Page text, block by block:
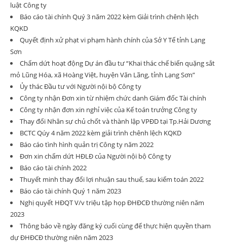
luật Công ty
Báo cáo tài chính Quý 3 năm 2022 kèm Giải trình chênh lệch
KQKD
Quyết định xử phạt vi phạm hành chính của Sở Y Tế tỉnh Lạng
Sơn
Chấm dứt hoạt động Dự án đầu tư “Khai thác chế biến quặng sắt
mỏ Lũng Hóa, xã Hoàng Việt, huyện Văn Lãng, tỉnh Lạng Sơn”
Ủy thác Đầu tư với Người nội bộ Công ty
Công ty nhận Đơn xin từ nhiệm chức danh Giám đốc Tài chính
Công ty nhận đơn xin nghỉ việc của Kế toán trưởng Công ty
Thay đổi Nhân sự chủ chốt và thành lập VPĐD tại Tp.Hải Dương
BCTC Qúy 4 năm 2022 kèm giải trình chênh lệch KQKD
Báo cáo tình hình quản trị Công ty năm 2022
Đơn xin chấm dứt HĐLĐ của Người nội bộ Công ty
Báo cáo tài chính 2022
Thuyết minh thay đổi lợi nhuận sau thuế, sau kiểm toán 2022
Báo cáo tài chính Quý 1 năm 2023
Nghị quyết HĐQT V/v triệu tập họp ĐHĐCĐ thường niên năm
2023
Thông báo về ngày đăng ký cuối cùng để thực hiện quyền tham
dự ĐHĐCĐ thường niên năm 2023